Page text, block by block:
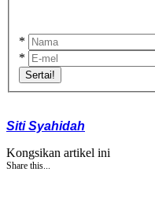
*
*
Sertai!
Siti Syahidah
Kongsikan artikel ini
Share this...